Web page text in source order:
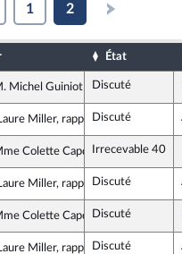
1 2
État
National
Michel Guiniot Discuté
Miller, rapporteure
Discuté
et apparentés
Colette CapdevielleIrrecevable 40
Miller, rapporteure
Discuté
et apparentés
Colette Capdevielle
Discuté
Miller, rapporteure
Discuté